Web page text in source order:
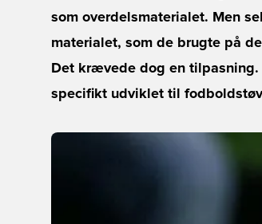
som overdelsmaterialet. Men
materialet, som de brugte på
Det krævede dog en
specifikt udviklet til